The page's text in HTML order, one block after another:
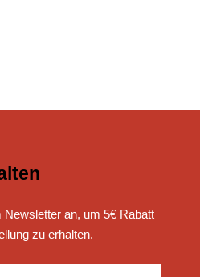
Newsletter an, um 5€ Rabatt
zu erhalten.